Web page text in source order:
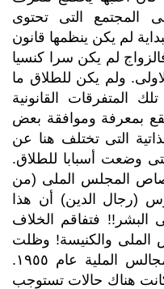
فى المجتمع التى تحتوى
لم يكن ينظمها قانون
لم يكن سرا كنسيا
ولم يكن للطلاق ما
المتفرقات القانونية
بمعرفة وموافقة بعض
التى تختلف هنا عن
حتى كانت لائحة ١٩٣٨ التى وضعت أسبابا للطلاق.
المجلس الملى (من
(رجال الدين) أن هذا
البشر!! فتفاقم الخلاف
الملى والكنيسة! وظلت
اللائحة معمولا بها بعد إلغاء المجالس الملية عام ١٩٥٥.
لائحة ١٩٣٨ فقد كانت هناك حالات تستوجب